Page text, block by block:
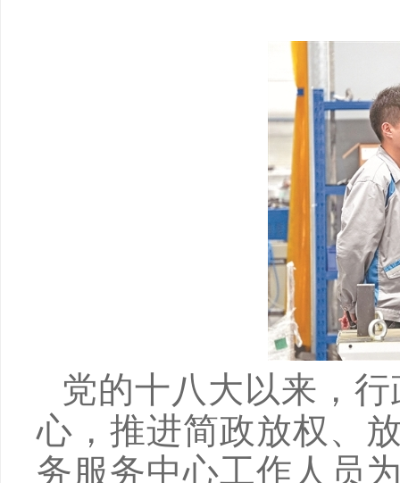
党的十八大以来，
心，推进简政放权、
务服务中心工作人员